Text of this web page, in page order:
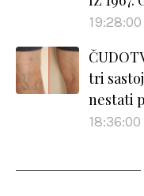
19:28:00
tri
nestati
18:36:00